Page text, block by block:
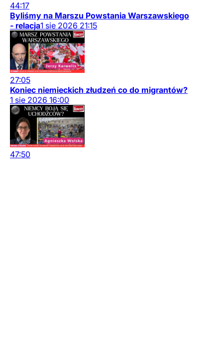
44:17
Byliśmy na Marszu Powstania Warszawskiego
- relacja1 sie 2026 21:15
27:05
Koniec niemieckich złudzeń co do migrantów?
1 sie 2026 16:00
47:50